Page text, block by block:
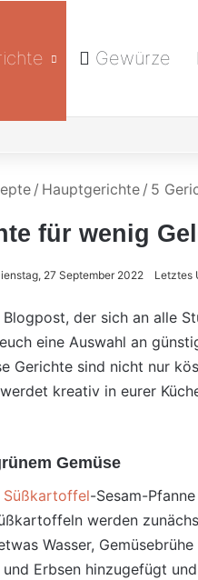
Gewürze
/ Hauptgerichte / 5
für wenig
27 September 2022 Letztes
der sich an alle
eine Auswahl an
Gerichte sind nicht nur
kreativ in eurer
Gemüse
Süßkartoffel-Sesam-
werden
Wasser,
Erbsen hinzugefügt